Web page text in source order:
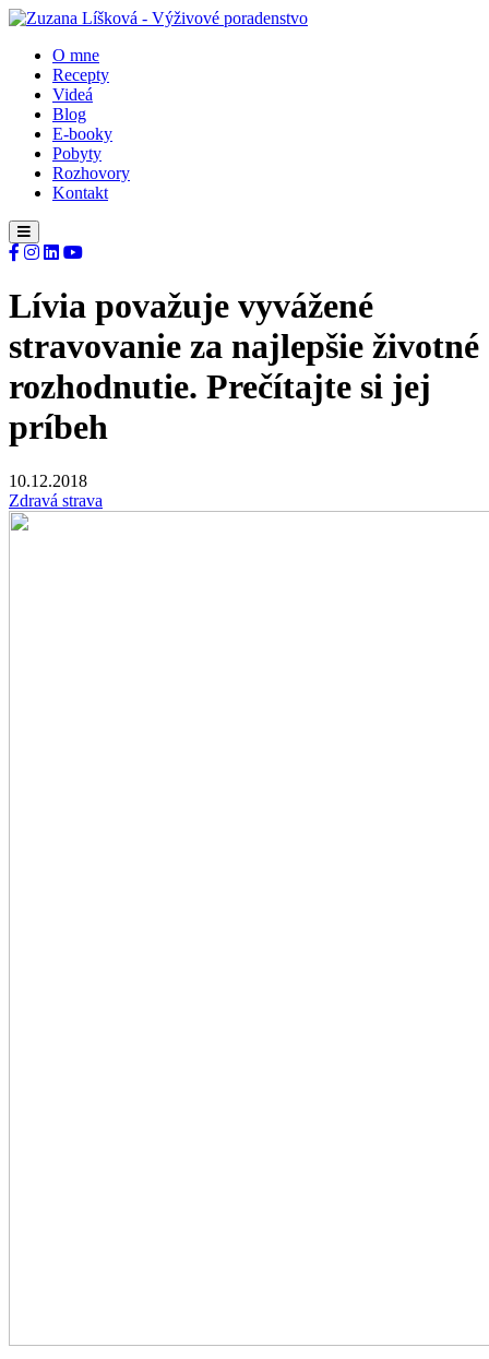
O mne
Recepty
Videá
Blog
E-booky
Pobyty
Rozhovory
Kontakt
Lívia považuje vyvážené
stravovanie za najlepšie životné
rozhodnutie. Prečítajte si jej
príbeh
10.12.2018
Zdravá strava